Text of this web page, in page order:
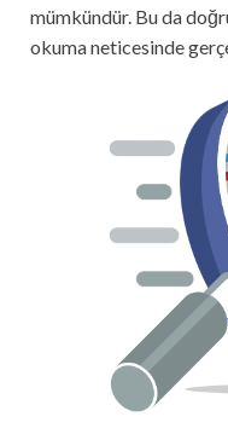
mümkündür. Bu da
okuma neticesinde